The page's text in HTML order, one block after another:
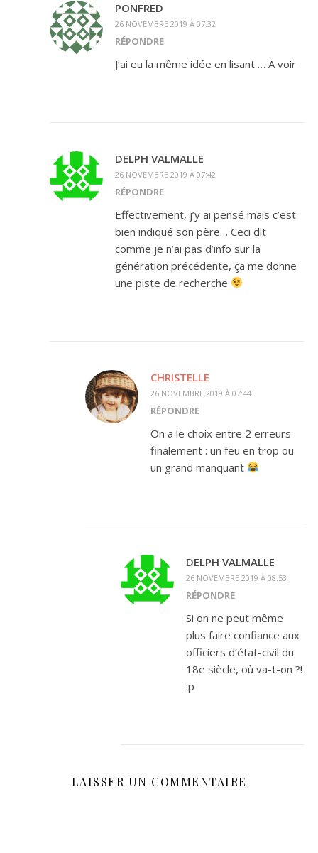
PONFRED
26 NOVEMBRE 2019 À 07:32
RÉPONDRE
J’ai eu la même idée en lisant … A voir
DELPH VALMALLE
26 NOVEMBRE 2019 À 07:42
RÉPONDRE
Effectivement, j’y ai pensé mais c’est
bien indiqué son père… Ceci dit
comme je n’ai pas d’info sur la
génération précédente, ça me donne
une piste de recherche
CHRISTELLE
26 NOVEMBRE 2019 À 07:44
RÉPONDRE
On a le choix entre 2 erreurs
finalement : un feu en trop ou
un grand manquant
DELPH VALMALLE
26 NOVEMBRE 2019 À 08:53
RÉPONDRE
Si on ne peut même
plus faire confiance aux
officiers d’état-civil du
18e siècle, où va-t-on ?!
:p
LAISSER UN COMMENTAIRE